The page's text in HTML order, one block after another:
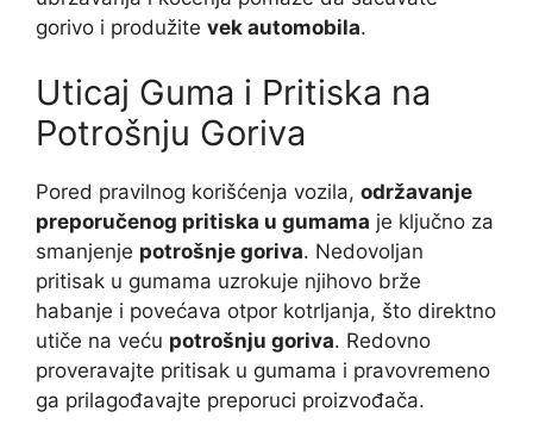
gorivo i produžite vek automobila.
Uticaj Guma i Pritiska na
Potrošnju Goriva
Pored pravilnog korišćenja vozila, održavanje
preporučenog pritiska u gumama je ključno za
smanjenje potrošnje goriva. Nedovoljan
pritisak u gumama uzrokuje njihovo brže
habanje i povećava otpor kotrljanja, što direktno
utiče na veću potrošnju goriva. Redovno
proveravajte pritisak u gumama i pravovremeno
ga prilagođavajte preporuci proizvođača.